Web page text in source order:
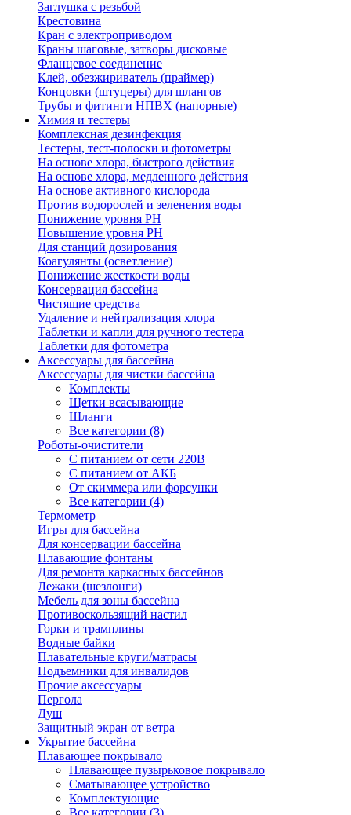
Заглушка с резьбой
Крестовина
Кран с электроприводом
Краны шаговые, затворы дисковые
Фланцевое соединение
Клей, обезжириватель (праймер)
Концовки (штуцеры) для шлангов
Трубы и фитинги НПВХ (напорные)
Химия и тестеры
Комплексная дезинфекция
Тестеры, тест-полоски и фотометры
На основе хлора, быстрого действия
На основе хлора, медленного действия
На основе активного кислорода
Против водорослей и зеленения воды
Понижение уровня РН
Повышение уровня РН
Для станций дозирования
Коагулянты (осветление)
Понижение жесткости воды
Консервация бассейна
Чистящие средства
Удаление и нейтрализация хлора
Таблетки и капли для ручного тестера
Таблетки для фотометра
Аксессуары для бассейна
Аксессуары для чистки бассейна
Комплекты
Щетки всасывающие
Шланги
Все категории (8)
Роботы-очистители
С питанием от сети 220В
С питанием от АКБ
От скиммера или форсунки
Все категории (4)
Термометр
Игры для бассейна
Для консервации бассейна
Плавающие фонтаны
Для ремонта каркасных бассейнов
Лежаки (шезлонги)
Мебель для зоны бассейна
Противоскользящий настил
Горки и трамплины
Водные байки
Плавательные круги/матрасы
Подъемники для инвалидов
Прочие аксессуары
Пергола
Душ
Защитный экран от ветра
Укрытие бассейна
Плавающее покрывало
Плавающее пузырьковое покрывало
Сматывающее устройство
Комплектующие
Все категории (3)